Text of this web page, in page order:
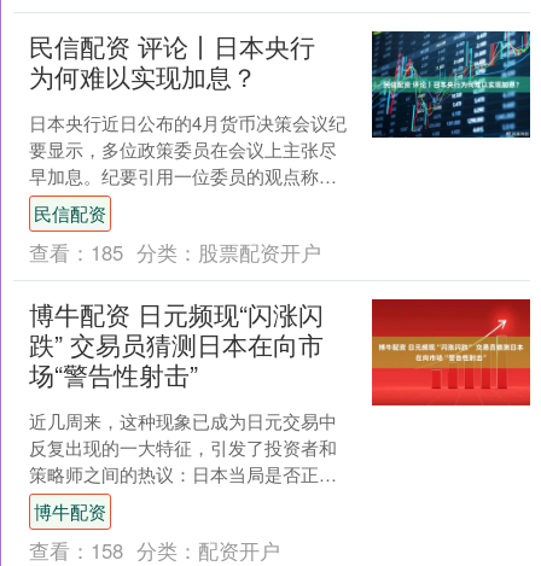
民信配资 评论丨日本央行
为何难以实现加息？
日本央行近日公布的4月货币决策会议纪
要显示，多位政策委员在会议上主张尽
早加息。纪要引用一位委员的观点称，
日本经济下行风险的主要原因是价格上
涨，作为物价守望者，日....
民信配资
查看： 185 分类： 股票配资开户
博牛配资 日元频现“闪涨闪
跌” 交易员猜测日本在向市
场“警告性射击”
近几周来，这种现象已成为日元交易中
反复出现的一大特征，引发了投资者和
策略师之间的热议：日本当局是否正试
图通过小规模的操作，来遏制日元进一
步走软的势头？ 周四，在....
博牛配资
查看： 158 分类： 配资开户